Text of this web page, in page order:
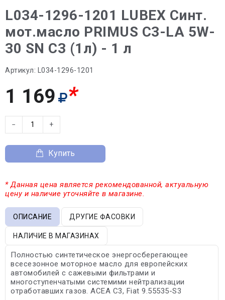
L034-1296-1201 LUBEX Синт.
мот.масло PRIMUS C3-LA 5W-
30 SN C3 (1л) - 1 л
Артикул: L034-1296-1201
1 169 *
− +
Купить
* Данная цена является рекомендованной, актуальную
цену и наличие уточняйте в магазине.
ОПИСАНИЕ ДРУГИЕ ФАСОВКИ
НАЛИЧИЕ В МАГАЗИНАХ
Полностью синтетическое энергосберегающее
всесезонное моторное масло для европейских
автомобилей с сажевыми фильтрами и
многоступенчатыми системими нейтрализации
отработавших газов. АСЕА С3, Fiat 9.55535-S3